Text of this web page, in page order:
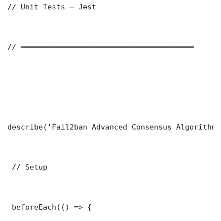
// Unit Tests — Jest
// ═══════════════════════════════════════
describe('Fail2ban Advanced Consensus
// Setup
beforeEach(() => {